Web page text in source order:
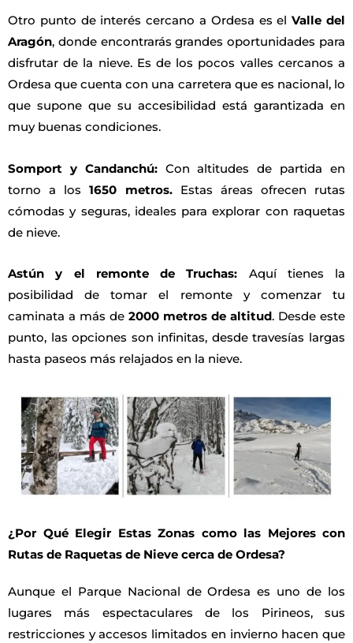
Otro punto de interés cercano a Ordesa es elValle del
Aragón, donde encontrarás grandes oportunidades para
disfrutar de la nieve. Es de los pocos valles cercanos a
Ordesa que cuenta con una carretera que es nacional, lo
que supone que su accesibilidad está garantizada en
muy buenas condiciones.
Somport y Candanchú:Con altitudes de partida en
torno a los1650 metros.Estas áreas ofrecen rutas
cómodas y seguras, ideales para explorar con raquetas
de nieve.
Astún y el remonte de Truchas: Aquí tienes la
posibilidad de tomar el remonte y comenzar tu
caminata a más de 2000 metros de altitud. Desde este
punto, las opciones son infinitas, desde travesías largas
hasta paseos más relajados en la nieve.
¿Por Qué Elegir Estas Zonas como las Mejores con
Rutas de Raquetas de Nieve cerca de Ordesa?
Aunque el Parque Nacional de Ordesa es uno de los
lugares más espectaculares de los Pirineos, sus
restricciones y accesos limitados en invierno hacen que